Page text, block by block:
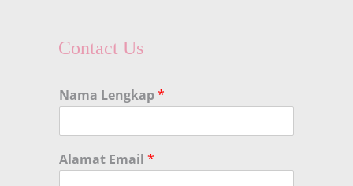
Contact Us
Nama Lengkap*
Alamat Email *